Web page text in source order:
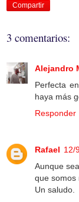
Compartir
3 comentarios:
Alejandro
Perfecta
haya más
Responder
Rafael 12/
Aunque
que somos
Un saludo.